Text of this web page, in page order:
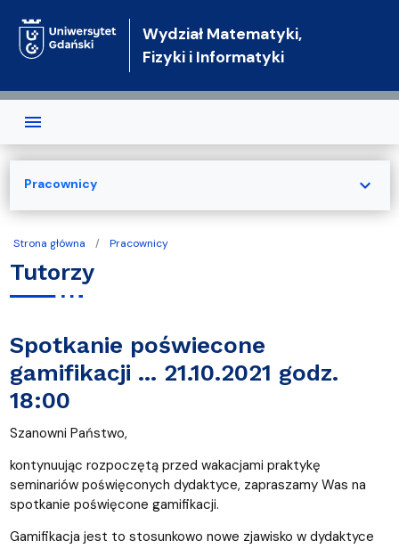
Wydział Matematyki,
Fizyki i Informatyki
Strona główna Pracownicy
Tutorzy
Spotkanie poświecone
gamifikacji ... 21.10.2021 godz.
18:00
Szanowni Państwo,
kontynuując rozpoczętą przed wakacjami praktykę
seminariów poświęconych dydaktyce, zapraszamy Was na
spotkanie poświęcone gamifikacji.
Gamifikacja jest to stosunkowo nowe zjawisko w dydaktyce
Pracownicy expand_more